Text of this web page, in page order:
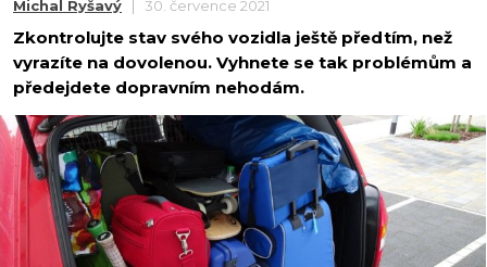
Michal Ryšavý 30. července 2021
Zkontrolujte stav svého vozidla ještě předtím, než
vyrazíte na dovolenou. Vyhnete se tak problémům a
předejdete dopravním nehodám.